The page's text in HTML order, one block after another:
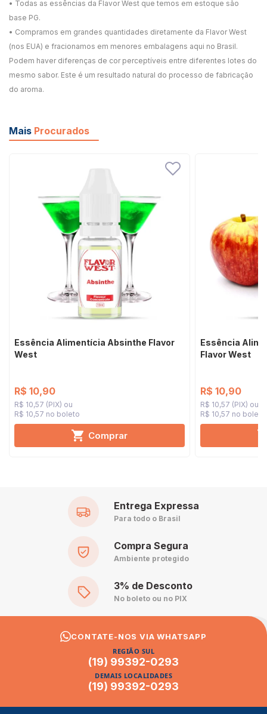
• Todas as essências da Flavor West que temos em estoque são
base PG.
• Compramos em grandes quantidades diretamente da Flavor West
(nos EUA) e fracionamos em menores embalagens aqui no Brasil.
Podem haver diferenças de cor perceptíveis entre diferentes lotes do
mesmo sabor. Este é um resultado natural do processo de fabricação
do aroma.
Mais Procurados
Essência Alimentícia Absinthe Flavor
West
R$ 10,90
R$ 10,57 (PIX)
R$ 10,57 no boleto
Comprar
Essência
Flavor West
R$ 10,90
R$ 10,57 (PIX)
R$ 10,57 no boleto
CONTATE-NOS VIA WHATSAPP
REGIÃO SUL
(19) 99392-0293
DEMAIS LOCALIDADES
(19) 99392-0293
Entrega Expressa
Para todo o Brasil
Compra Segura
Ambiente protegido
3% de Desconto
No boleto ou no PIX